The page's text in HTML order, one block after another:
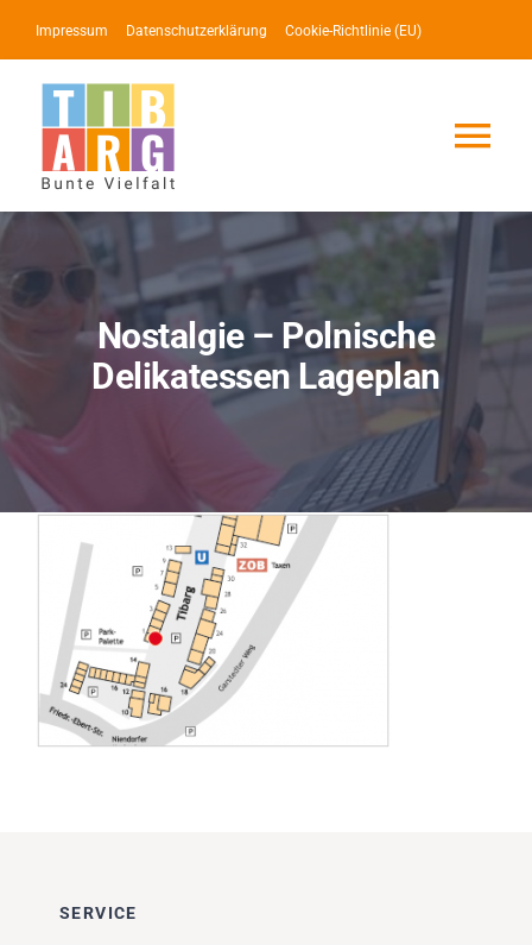
Inhalt
springen
Impressum Datenschutzerklärung Cookie-Richtlinie (EU)
Service
Impressionen
Über uns
SUCHE
NACH:
Nostalgie – Polnische
Delikatessen Lageplan
SERVICE